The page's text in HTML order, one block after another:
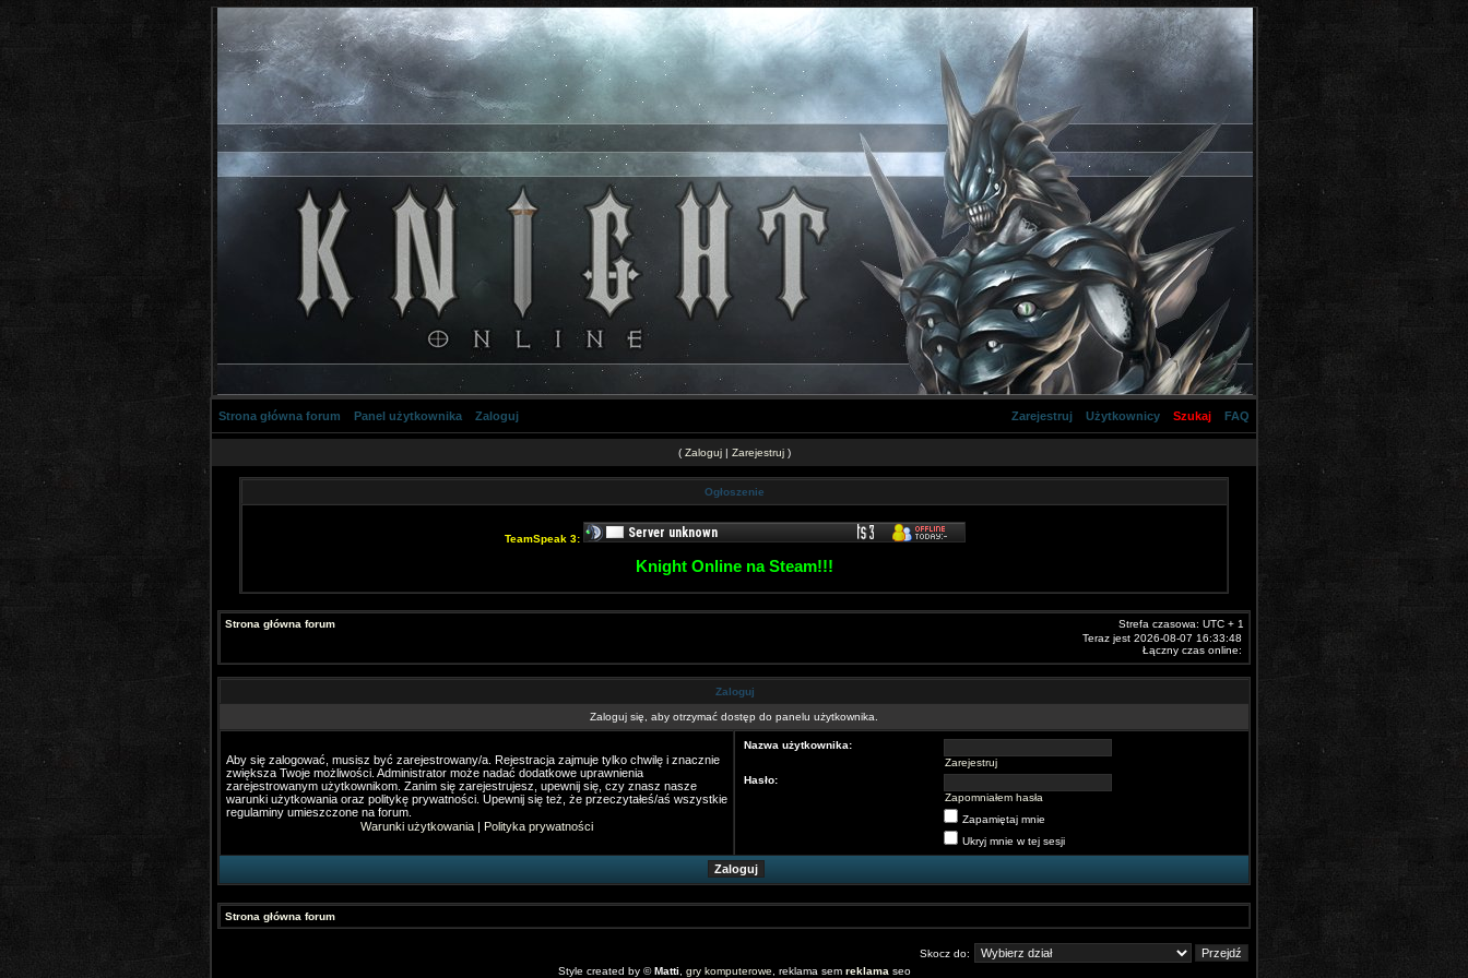
Strona główna forum Panel użytkownika Zaloguj FAQ
Szukaj
Użytkownicy
Zarejestruj
( Zaloguj| Zarejestruj)
Ogłoszenie
TeamSpeak 3:
Knight Online na Steam!!!
Strona główna forum
Strefa czasowa: UTC + 1
Teraz jest 2026-08-07 16:33:48
Łączny czas online:
Zaloguj
Zaloguj się, aby otrzymać dostęp do panelu użytkownika.
Aby się zalogować, musisz być zarejestrowany/a. Rejestracja zajmuje tylko chwilę i znacznie
zwiększa Twoje możliwości. Administrator może nadać dodatkowe uprawnienia
zarejestrowanym użytkownikom. Zanim się zarejestrujesz, upewnij się, czy znasz nasze
warunki użytkowania oraz politykę prywatności. Upewnij się też, że przeczytałeś/aś wszystkie
regulaminy umieszczone na forum.
Warunki użytkowania | Polityka prywatności
Nazwa użytkownika:
Zarejestruj
Hasło:
Zapomniałem hasła
Zapamiętaj mnie
Ukryj mnie w tej sesji
Strona główna forum
Skocz do:
Style created by ©Matti gry komputerowe , reklama sem reklama seo